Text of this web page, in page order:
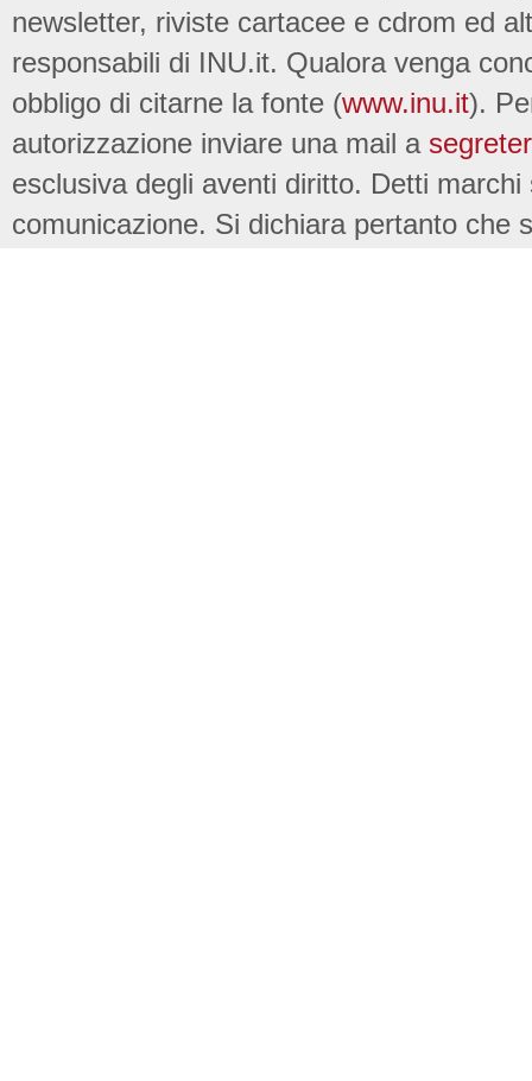
newsletter, riviste cartacee e cdrom ed
responsabili di INU.it. Qualora venga
obbligo di citarne la fonte (www.inu.it).
autorizzazione inviare una mail a
esclusiva degli aventi diritto. Detti
comunicazione. Si dichiara pertanto che